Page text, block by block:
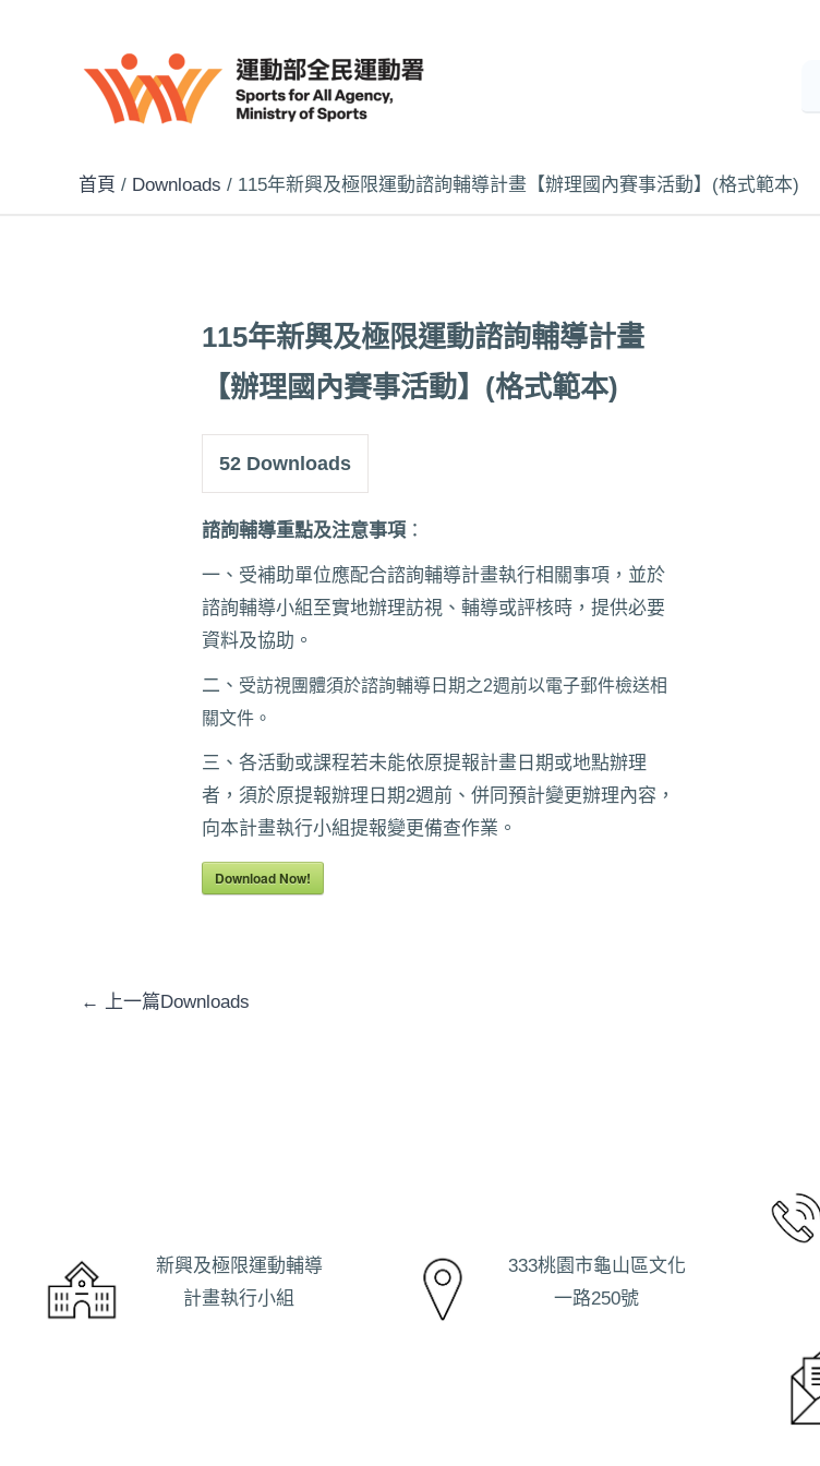
首頁 Downloads 115年新興及極限運動諮詢輔導計畫【辦理國內賽事活動】(格式範本)
115年新興及極限運動諮詢輔導計畫
【辦理國內賽事活動】(格式範本)
52 Downloads
諮詢輔導重點及注意事項 ：
一、受補助單位應配合諮詢輔導計畫執行相關事項，並於
諮詢輔導小組至實地辦理訪視、輔導或評核時，提供必要
資料及協助。
二、 受訪視團體須於諮詢輔導日期之2週前以電子郵件檢送相
關文件。
三、各活動或課程若未能依原提報計畫日期或地點辦理
者，須於原提報辦理日期2週前、併同預計變更辦理內容，
向本計畫執行小組提報變更備查作業。
Download Now!
← 上一篇Downloads
新興及極限運動輔導
計畫執行小組
333桃園市龜山區文化
一路250號